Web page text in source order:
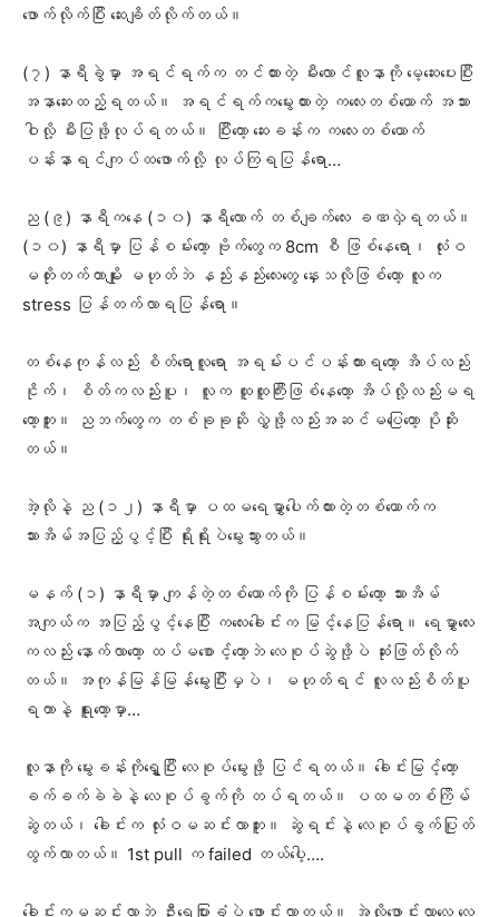
ဖောက်လိုက်ပြီး ဆေးချိတ်လိုက်တယ်။
(၇) နာရီခွဲမှာ အရင်ရက်က တင်ထားတဲ့ မီးလောင်လူနာကို မေ့ဆေးပေးပြီး
အနာဆေးထည့်ရတယ်။ အရင်ရက်က‌မွေးထားတဲ့ ကလေးတစ်ယောက် အသား
ဝါလို့ မီးပြဖို့လုပ်ရတယ်။ ပြီးတော့ ဆေးခန်းက ကလေး‌တစ်ယောက်
ပန်းနာရင်ကျပ်ထဖောက်လို့ လုပ်ကြရပြန်ရော…
ည (၉) နာရီကနေ (၁၀) နာရီလောက် တစ်ချက်လေး ခဏလှဲရတယ်။
(၁၀) နာရီမှာ ပြန်စမ်းတော့ ဗိုက်တွေက 8cm စီ ဖြစ်နေရော၊ လုံးဝ
မတိုးတက်တာမျိုး မဟုတ်ဘဲ နည်းနည်းလေးတွေ နှေးသလိုဖြစ်တော့ လူက
stress ပြန်တက်လာရပြန်ရော။
တစ်နေကုန်လည်း စိတ်ရောလူရော အရမ်းပင်ပန်းထားရတော့ အိပ်လည်း
ငိုက်၊ စိတ်ကလည်းပူ၊ လူက ထူထူကြီးဖြစ်နေတော့ အိပ်လို့လည်းမရ
တော့ဘူး။ ညဘက်တွေက တစ်ခုခုဆို လွှဲဖို့လည်းအဆင်‌မပြေတော့ ပိုဆိုး
တယ်။
အဲ့လိုနဲ့ ည (၁၂) နာရီမှာ ပထမရေမွှာပေါက်ထားတဲ့တစ်ယောက်က
သားအိမ်အပြည့်ပွင့်ပြီး ရိုးရိုးပဲမွေးသွားတယ်။
မနက် (၁) နာရီမှာ ကျန်တဲ့တစ်ယောက်ကို ပြန်စမ်းတော့ သားအိမ်
အကျယ်က အပြည့်ပွင့်နေပြီး ကလေးခေါင်းက မြင့်နေပြန်ရော။ ရေမွှာလေး
ကလည်း နောက်လာတော့ ထပ်မစောင့်တော့ဘဲ လေစုပ်ဆွဲဖို့ပဲ ဆုံးဖြတ်လိုက်
တယ်။ အကုန်မြန်မြန်မွေးပြီးမှပဲ၊ မဟုတ်ရင် လူလည်းစိတ်ပူ
ရတာနဲ့ ရူးတော့မှာ…
လူနာကို မွေးခန်းကိုရွှေ့ပြီး လေစုပ်မွေးဖို့ ပြင်ရတယ်။ ခေါင်းမြင့်တော့
ခက်ခက်ခဲခဲနဲ့ လေစုပ်ခွက်ကို တပ်ရတယ်။ ပထမတစ်ကြိမ်
ဆွဲတယ်၊ ခေါင်းက လုံးဝမဆင်းလာဘူး။ ဆွဲရင်းနဲ့ လေစုပ်ခွက်ပြုတ်
ထွက်လာတယ်။ 1st pull က failed တယ်ပေါ့….
ခေါင်းကမဆင်းလာဘဲ ဦးရေပြားခွံပဲ ဖောင်းလာတယ်။ အဲ့လိုဖောင်းလာလေ လေ